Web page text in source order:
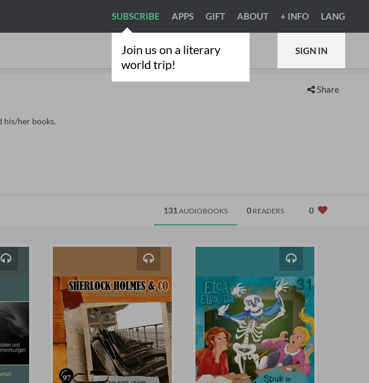
Join us on a literary
world trip!
SUBSCRIBE APPS GIFT ABOUT + INFO LANG
SIGN IN
Share
his/her books.
131 AUDIOBOOKS 0 READERS 0